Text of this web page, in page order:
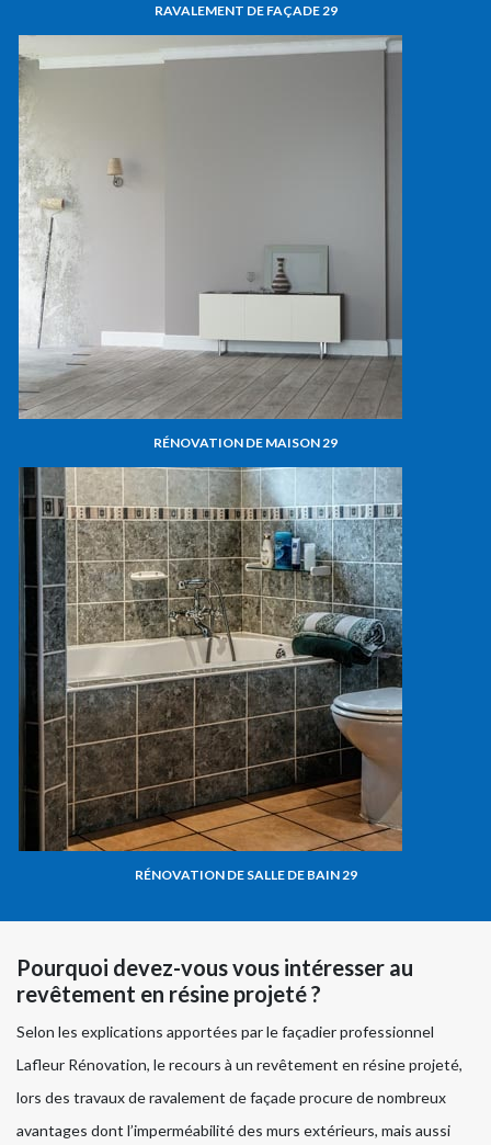
RAVALEMENT DE FAÇADE 29
RÉNOVATION DE MAISON 29
RÉNOVATION DE SALLE DE BAIN 29
Pourquoi devez-vous vous intéresser au
revêtement en résine projeté ?
Selon les explications apportées par le façadier professionnel
Lafleur Rénovation, le recours à un revêtement en résine projeté,
lors des travaux de ravalement de façade procure de nombreux
avantages dont l’imperméabilité des murs extérieurs, mais aussi